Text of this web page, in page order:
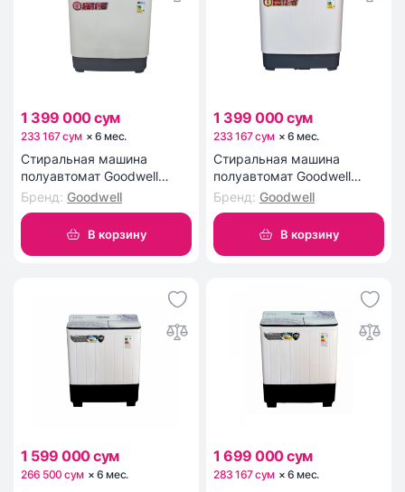
1 399 000 сум
233 167 сум ×6 мес.
Стиральная машина
полуавтомат Goodwell
GTW-733
Бренд: Goodwell
В корзину
1 399 000 сум
233 167 сум ×6 мес.
Стиральная машина
полуавтомат Goodwell
GTW-734
Бренд: Goodwell
В корзину
1 599 000 сум
266 500 сум ×6 мес.
1 699 000 сум
283 167 сум ×6 мес.